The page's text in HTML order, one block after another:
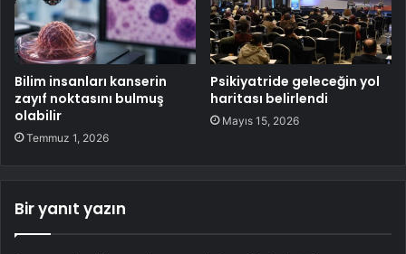
Bilim insanları kanserin
zayıf noktasını bulmuş
olabilir
Temmuz 1, 2026
Psikiyatride geleceğin yol
haritası belirlendi
Mayıs 15, 2026
Bir yanıt yazın